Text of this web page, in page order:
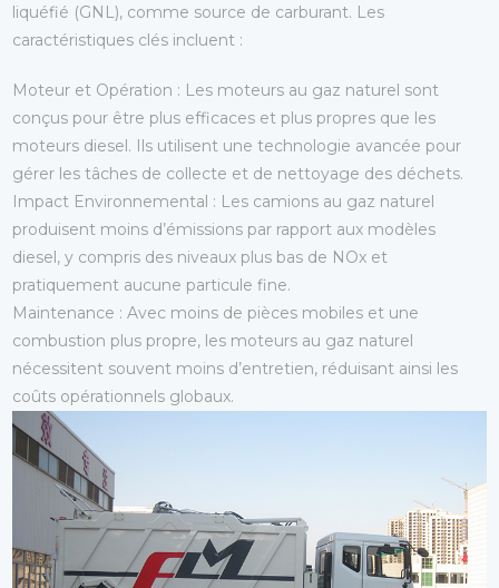
liquéfié (GNL), comme source de carburant. Les
caractéristiques clés incluent :
Moteur et Opération : Les moteurs au gaz naturel sont
conçus pour être plus efficaces et plus propres que les
moteurs diesel. Ils utilisent une technologie avancée pour
gérer les tâches de collecte et de nettoyage des déchets.
Impact Environnemental : Les camions au gaz naturel
produisent moins d’émissions par rapport aux modèles
diesel, y compris des niveaux plus bas de NOx et
pratiquement aucune particule fine.
Maintenance : Avec moins de pièces mobiles et une
combustion plus propre, les moteurs au gaz naturel
nécessitent souvent moins d’entretien, réduisant ainsi les
coûts opérationnels globaux.